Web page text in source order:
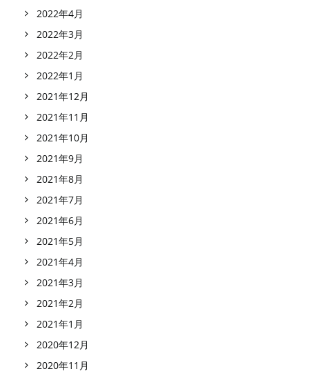
2022年4月
2022年3月
2022年2月
2022年1月
2021年12月
2021年11月
2021年10月
2021年9月
2021年8月
2021年7月
2021年6月
2021年5月
2021年4月
2021年3月
2021年2月
2021年1月
2020年12月
2020年11月